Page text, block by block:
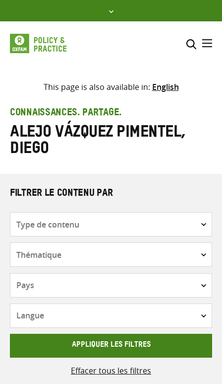
to
content
Sélectionner l’emplacement
Saisir
les
termes
This page is also available in: English
CONNAISSANCES. PARTAGE.
Alejo Vázquez Pimentel,
Diego
FILTRER LE CONTENU PAR
contenu
APPLIQUER LES FILTRES
Effacer tous les filtres